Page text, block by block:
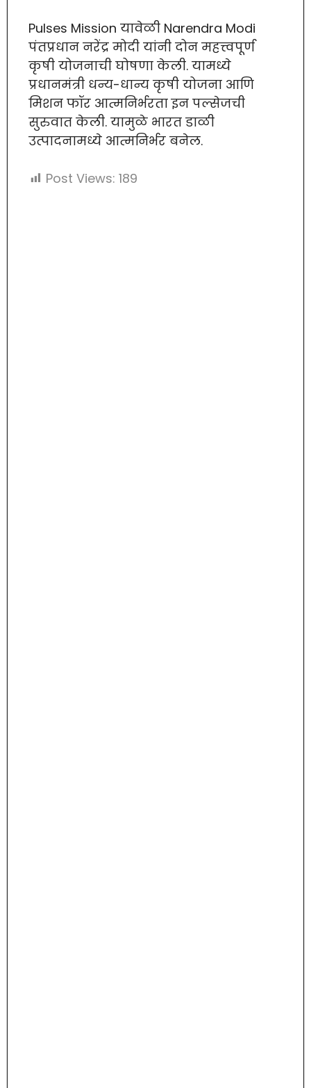
Pulses Mission यावेळी Narendra Modi
पंतप्रधान नरेंद्र मोदी यांनी दोन महत्त्वपूर्ण
कृषी योजनाची घोषणा केली. यामध्ये
प्रधानमंत्री धन्य-धान्य कृषी योजना आणि
मिशन फॉर आत्मनिर्भरता इन पल्सेजची
सुरुवात केली. यामुळे भारत डाळी
उत्पादनामध्ये आत्मनिर्भर बनेल.
Post Views: 189